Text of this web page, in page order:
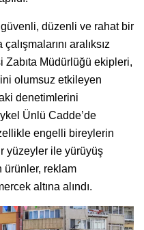
düzenli ve rahat bir
aralıksız
Müdürlüğü ekipleri,
olumsuz etkileyen
denetimlerini
Ünlü Cadde’de
engelli bireylerin
yüzeyler ile yürüyüş
ürünler, reklam
altına alındı.